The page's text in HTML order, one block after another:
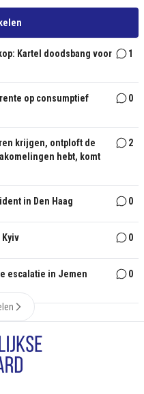
Kartel doodsbang voor
1
op consumptief
0
krijgen, ontploft de
hebt, komt
2
in Den Haag 0
0
escalatie in Jemen 0